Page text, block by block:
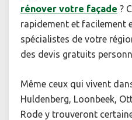
rénover votre façade ?
rapidement et facilement
spécialistes de votre
des devis gratuits
Même ceux qui vivent
Huldenberg, Loonbeek,
Rode y trouveront